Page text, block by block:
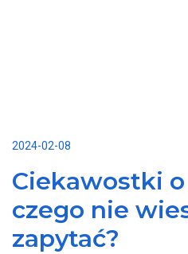
2024-02-08
Ciekawostki
czego nie
zapytać?